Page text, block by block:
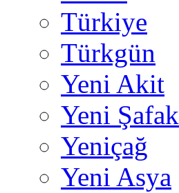
Türkiye
Türkgün
Yeni Akit
Yeni Şafak
Yeniçağ
Yeni Asya